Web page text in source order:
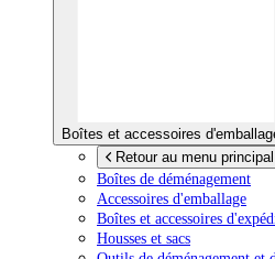
Boîtes et accessoires
Retour au menu principal
Boîtes de déménagement
Accessoires d'emballage
Boîtes et accessoires
Housses et sacs